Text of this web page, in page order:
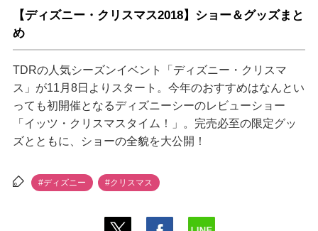
【ディズニー・クリスマス2018】ショー＆グッズまと
め
TDRの人気シーズンイベント「ディズニー・クリスマ
ス」が11月8日よりスタート。今年のおすすめはなんとい
っても初開催となるディズニーシーのレビューショー
「イッツ・クリスマスタイム！」。完売必至の限定グッ
ズとともに、ショーの全貌を大公開！
#ディズニー #クリスマス